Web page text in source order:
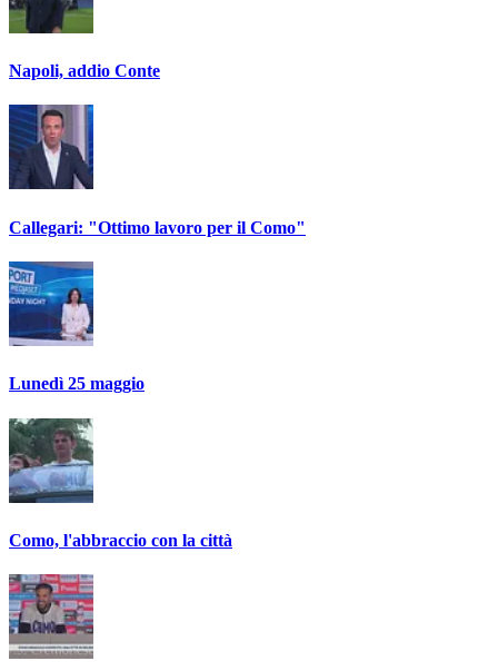
Napoli, addio Conte
Callegari: "Ottimo lavoro per il Como"
Lunedì 25 maggio
Como, l'abbraccio con la città